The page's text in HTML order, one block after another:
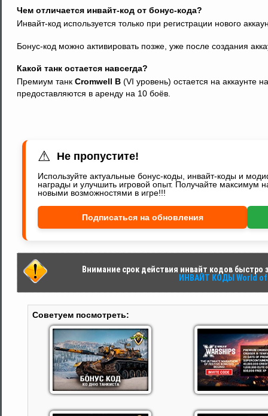
Чем отличается инвайт-код от бонус-кода?
Инвайт-код используется только при регистрации нового
Бонус-код можно активировать позже, уже после создания
Какой танк остается навсегда?
Премиум танк Cromwell B (VI уровень) остается на аккаунте
предоставляются в аренду на 10 боёв.
⚠ Не пропустите!
Используйте актуальные бонус-коды, инвайт-коды и
награды и улучшить игровой опыт. Получайте максимум
новыми возможностями в игре!!!
Подписаться на обновления
Внимание срок действия инвайт кодов быстро
ИНВАЙТ КОДЫ World
Советуем посмотреть: